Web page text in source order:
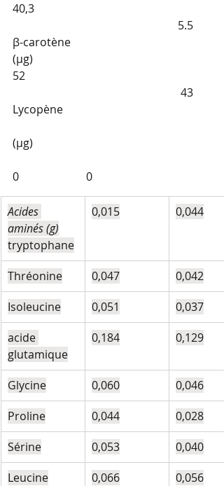
40,3
5.5
β-carotène
(µg)
52
43
Lycopène
(µg)
0                        0
Acides
aminés (g)
tryptophane
0,015 0,044
Thréonine 0,047
0,042
Isoleucine
0,051
0,037
acide
glutamique
0,184 0,129
Glycine 0,060
0,046
Proline
0,044
0,028
Sérine
0,053
0,040
Leucine
0,066
0,056